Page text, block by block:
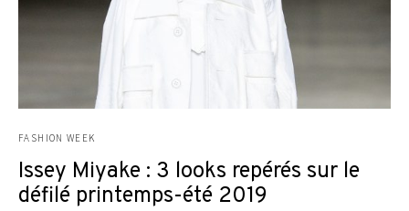
FASHION WEEK
Issey Miyake : 3 looks repérés sur le
défilé printemps-été 2019